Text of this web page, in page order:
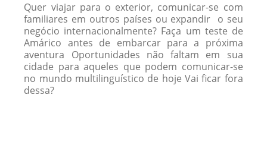
Quer viajar para o exterior, comunicar-se com
familiares em outros países ou expandir o seu
negócio internacionalmente? Faça um teste de
Amárico antes de embarcar para a próxima
aventura Oportunidades não faltam em sua
cidade para aqueles que podem comunicar-se
no mundo multilinguístico de hoje Vai ficar fora
dessa?